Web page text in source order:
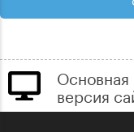
Основная
версия